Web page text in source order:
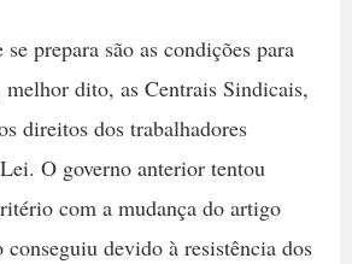
prepara são as condições para
melhor dito, as Centrais Sindicais,
direitos dos trabalhadores
O governo anterior tentou
com a mudança do artigo
devido à resistência dos